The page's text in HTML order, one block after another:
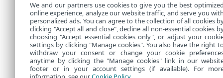
We and our partners use cookies to give you the best
online experience, analyze our website traffic, and serve you
personalized ads. You can agree to the collection of all cookies
clicking "Accept all and close", decline all non-essential cookies
choosing "Accept essential cookies only", or adjust your
settings by clicking "Manage cookies". You also have the right
withdraw your consent or change your cookie
anytime by clicking the "Manage cookies" link in our
footer or in your account settings (if available). For